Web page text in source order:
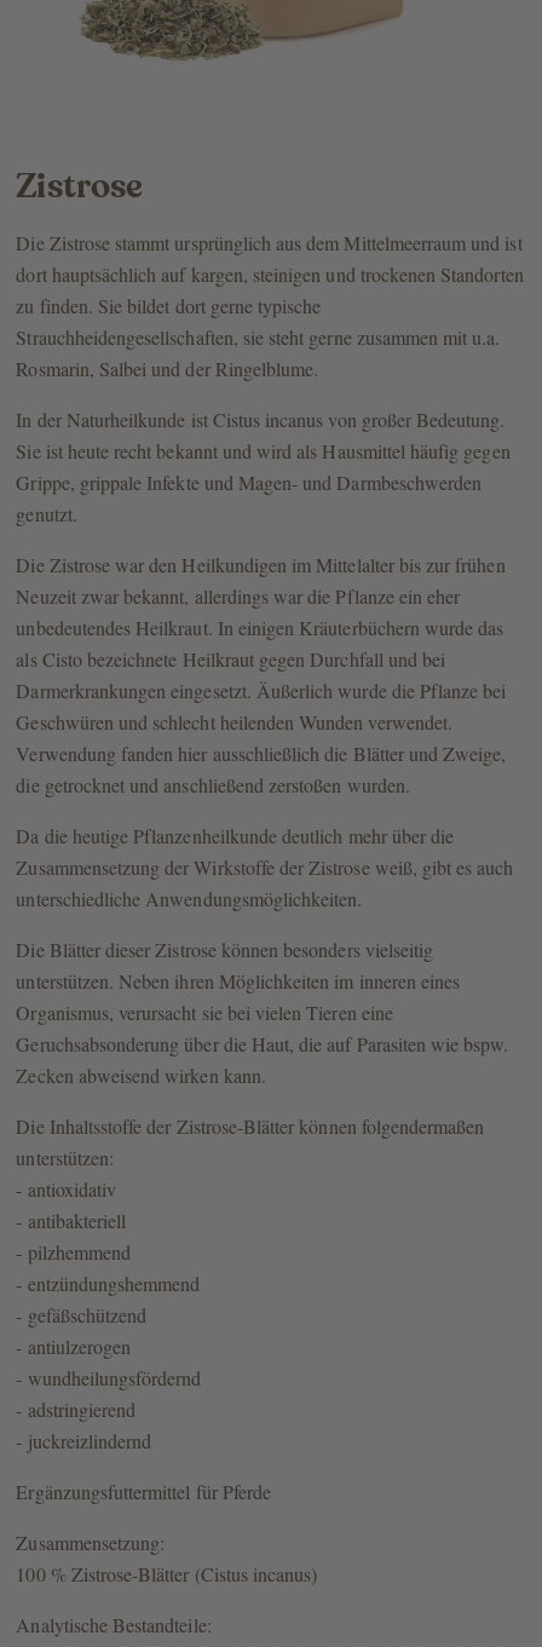
Zistrose
Die Zistrose stammt ursprünglich aus dem Mittelmeerraum und ist
dort hauptsächlich auf kargen, steinigen und trockenen Standorten
zu finden. Sie bildet dort gerne typische
Strauchheidengesellschaften, sie steht gerne zusammen mit u.a.
Rosmarin, Salbei und der Ringelblume.
In der Naturheilkunde ist Cistus incanus von großer Bedeutung.
Sie ist heute recht bekannt und wird als Hausmittel häufig gegen
Grippe, grippale Infekte und Magen- und Darmbeschwerden
genutzt.
Die Zistrose war den Heilkundigen im Mittelalter bis zur frühen
Neuzeit zwar bekannt, allerdings war die Pflanze ein eher
unbedeutendes Heilkraut. In einigen Kräuterbüchern wurde das
als Cisto bezeichnete Heilkraut gegen Durchfall und bei
Darmerkrankungen eingesetzt. Äußerlich wurde die Pflanze bei
Geschwüren und schlecht heilenden Wunden verwendet.
Verwendung fanden hier ausschließlich die Blätter und Zweige,
die getrocknet und anschließend zerstoßen wurden.
Da die heutige Pflanzenheilkunde deutlich mehr über die
Zusammensetzung der Wirkstoffe der Zistrose weiß, gibt es auch
unterschiedliche Anwendungsmöglichkeiten.
Die Blätter dieser Zistrose können besonders vielseitig
unterstützen. Neben ihren Möglichkeiten im inneren eines
Organismus, verursacht sie bei vielen Tieren eine
Geruchsabsonderung über die Haut, die auf Parasiten wie bspw.
Zecken abweisend wirken kann.
Die Inhaltsstoffe der Zistrose-Blätter können folgendermaßen
unterstützen:
- antioxidativ
- antibakteriell
- pilzhemmend
- entzündungshemmend
- gefäßschützend
- antiulzerogen
- wundheilungsfördernd
- adstringierend
- juckreizlindernd
Ergänzungsfuttermittel für Pferde
Zusammensetzung:
100 % Zistrose-Blätter (Cistus incanus)
Analytische Bestandteile: